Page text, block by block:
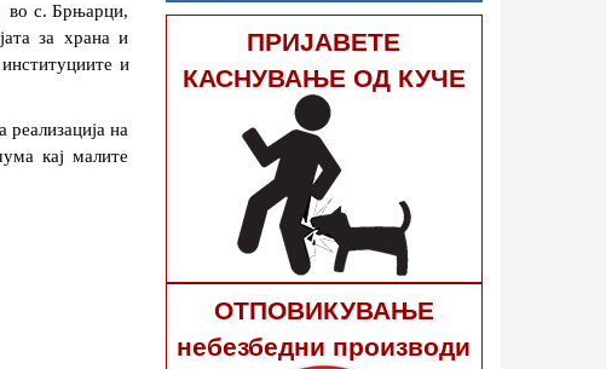
во с. Брњарци,
за храна и
и
на
кај малите
ПРИЈАВЕТЕ
КАСНУВАЊЕ ОД КУЧЕ
ОТПОВИКУВАЊЕ
небезбедни производи